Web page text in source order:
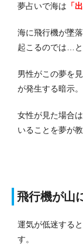
夢占いで海は 「
海に飛行機が墜
起こるのでは…と
男性がこの夢を
が発生する暗示。
女性が見た場合
いることを夢が
飛行機が山
運気が低迷する
す。